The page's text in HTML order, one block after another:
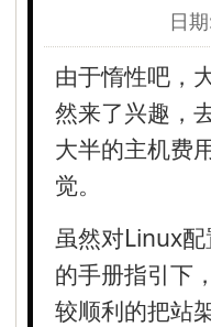
日
由于惰性吧，
然来了兴趣，
大半的主机费
觉。
虽然对Linux
的手册指引下
较顺利的把站